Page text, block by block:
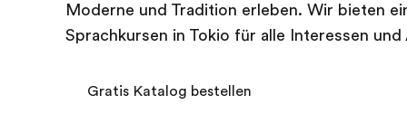
Moderne und Tradition erleben. Wir bieten
Sprachkursen in Tokio für alle Interessen und
Gratis Katalog bestellen